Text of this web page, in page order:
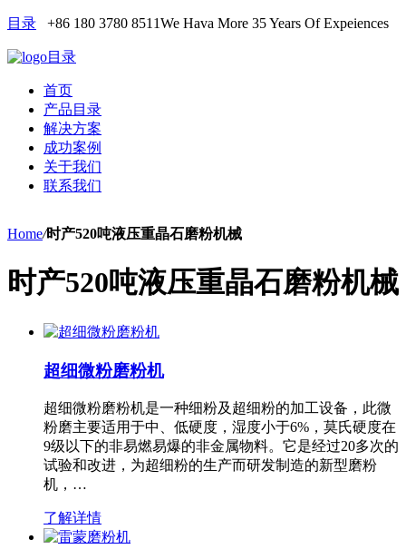
目录 +86 180 3780 8511We Hava More 35 Years Of Expeiences
目录
首页
产品目录
解决方案
成功案例
关于我们
联系我们
Home/时产520吨液压重晶石磨粉机械
时产520吨液压重晶石磨粉机械
超细微粉磨粉机
超细微粉磨粉机是一种细粉及超细粉的加工设备，此微
粉磨主要适用于中、低硬度，湿度小于6%，莫氏硬度在
9级以下的非易燃易爆的非金属物料。它是经过20多次的
试验和改进，为超细粉的生产而研发制造的新型磨粉
机，…
了解详情